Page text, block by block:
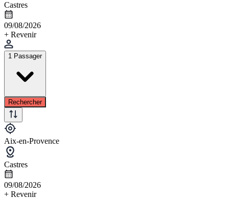
Castres
09/08/2026
+ Revenir
1 Passager
Rechercher
Aix-en-Provence
Castres
09/08/2026
+ Revenir